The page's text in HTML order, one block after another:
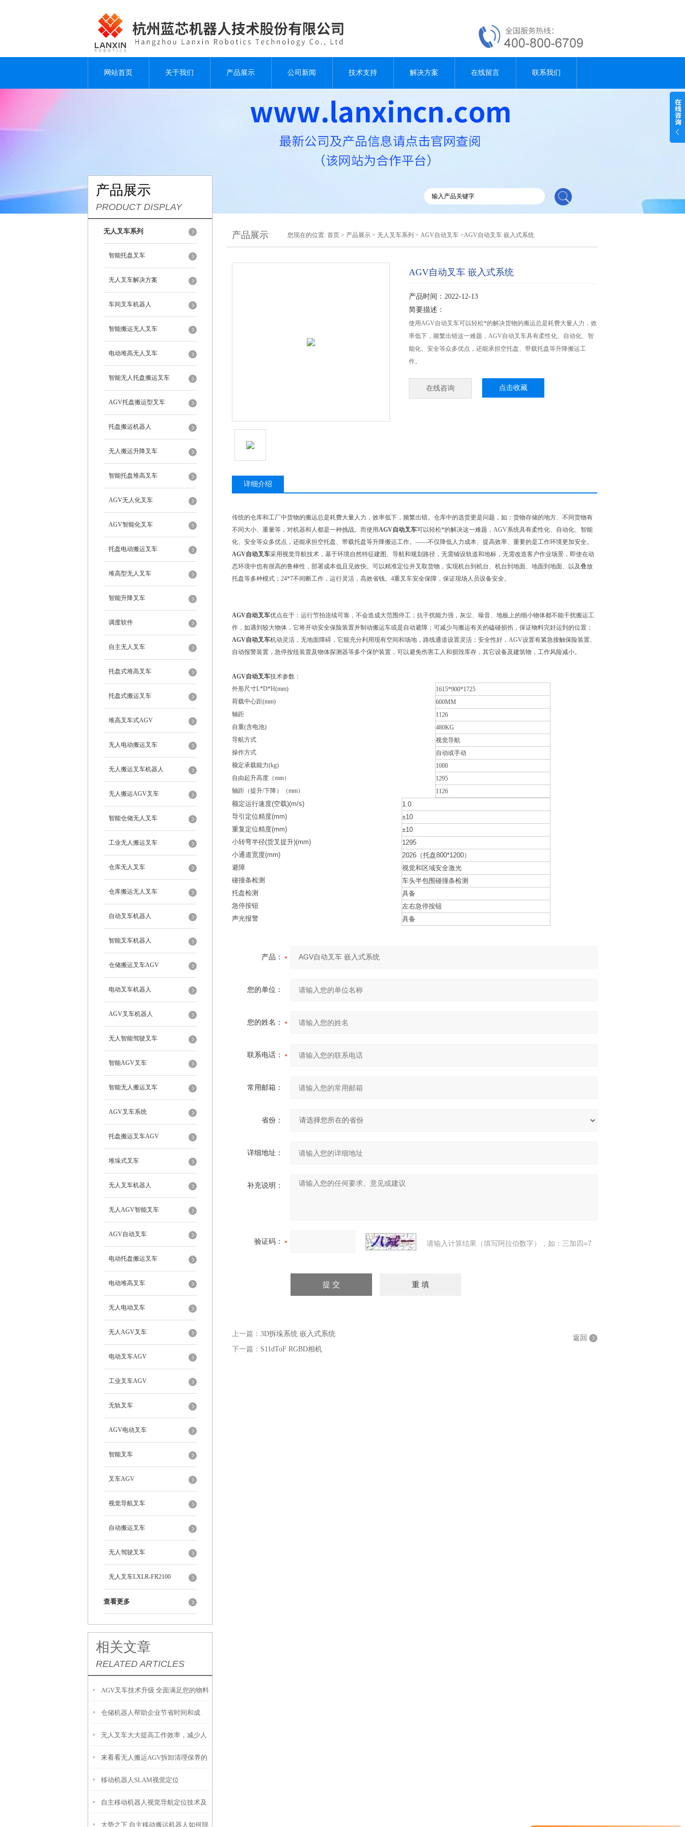
网站首页 关于我们 产品展示 公司新闻 技术支持 解决方案 在线留言 联系我们
产品展示
PRODUCT DISPLAY
无人叉车系列
智能托盘叉车
无人叉车解决方案
车间叉车机器人
智能搬运无人叉车
电动堆高无人叉车
智能无人托盘搬运叉车
AGV托盘搬运型叉车
托盘搬运机器人
无人搬运升降叉车
智能托盘堆高叉车
AGV无人化叉车
AGV智能化叉车
托盘电动搬运叉车
堆高型无人叉车
智能升降叉车
调度软件
自主无人叉车
托盘式堆高叉车
托盘式搬运叉车
堆高叉车式AGV
无人电动搬运叉车
无人搬运叉车机器人
无人搬运AGV叉车
智能仓储无人叉车
工业无人搬运叉车
仓库无人叉车
仓库搬运无人叉车
自动叉车机器人
智能叉车机器人
仓储搬运叉车AGV
电动叉车机器人
AGV叉车机器人
无人智能驾驶叉车
智能AGV叉车
智能无人搬运叉车
AGV叉车系统
托盘搬运叉车AGV
堆垛式叉车
无人叉车机器人
无人AGV智能叉车
AGV自动叉车
电动托盘搬运叉车
电动堆高叉车
无人电动叉车
无人AGV叉车
电动叉车AGV
工业叉车AGV
无轨叉车
AGV电动叉车
智能叉车
叉车AGV
视觉导航叉车
自动搬运叉车
无人驾驶叉车
无人叉车LXLR-FR2100
查看更多
相关文章
RELATED ARTICLES
AGV叉车技术升级 全面满足您的物料
搬运需求
仓储机器人帮助企业节省时间和成
本，并提高了运行效率
无人叉车大大提高工作效率，减少人
员投入
来看看无人搬运AGV拆卸清理保养的
正确步骤
移动机器人SLAM视觉定位
自主移动机器人视觉导航定位技术及
大势之下 自主移动搬运机器人如何脱
产品展示 您现在的位置: 首页 > 产品展示 > 无人叉车系列 > AGV自动叉车 >AGV自动叉车 嵌入式系统
AGV自动叉车 嵌入式系统
产品时间：2022-12-13
简要描述：
使用AGV自动叉车可以轻松*的解决货物的搬运总是耗费大量人力，效
率低下，频繁出错这一难题，AGV自动叉车具有柔性化、自动化、智
能化、安全等众多优点，还能承担空托盘、带载托盘等升降搬运工
作。
在线咨询 点击收藏
详细介绍
传统的仓库和工厂中货物的搬运总是耗费大量人力，效率低下，频繁出错。仓库中的选货更是问题，如：货物存储的地方、不同货物有
不同大小、重量等，对机器和人都是一种挑战。而使用AGV自动叉车可以轻松*的解决这一难题，AGV系统具有柔性化、自动化、智能
化、安全等众多优点，还能承担空托盘、带载托盘等升降搬运工作。——不仅降低人力成本、提高效率、重要的是工作环境更加安全。
AGV自动叉车采用视觉导航技术，基于环境自然特征建图、导航和规划路径，无需铺设轨道和地标，无需改造客户作业场景，即使在动
态环境中也有很高的鲁棒性，部署成本低且见效快。可以精准定位并叉取货物，实现机台到机台、机台到地面、地面到地面、以及叠放
托盘等多种模式；24*7不间断工作，运行灵活，高效省钱。4重叉车安全保障，保证现场人员设备安全。
AGV自动叉车优点在于：运行节拍连续可靠，不会造成大范围停工；抗干扰能力强，灰尘、噪音、地板上的细小物体都不能干扰搬运工
作，如遇到较大物体，它将开动安全保险装置并制动搬运车或是自动避障；可减少与搬运有关的磕碰损伤，保证物料完好运到的位置；
AGV自动叉车机动灵活，无地面障碍，它能充分利用现有空间和场地，路线通道设置灵活；安全性好，AGV设置有紧急接触保险装置、
自动报警装置，急停按纽装置及物体探测器等多个保护装置，可以避免伤害工人和损毁库存，其它设备及建筑物，工作风险减小。
AGV自动叉车技术参数：
外形尺寸L*D*H(mm)
1615*900*1725
荷载中心距(mm)
600MM
轴距
1126
自重(含电池)
480KG
导航方式
视觉导航
操作方式
自动或手动
额定承载能力(kg)
1000
自由起升高度（mm）
1295
轴距（提升/下降）（mm）
1126
额定运行速度(空载)(m/s)
1.0
导引定位精度(mm)
±10
重复定位精度(mm)
±10
小转弯半径(货叉提升)(mm)
1295
小通道宽度(mm)
2026（托盘800*1200）
避障
视觉和区域安全激光
碰撞条检测
车头半包围碰撞条检测
托盘检测
具备
急停按钮
左右急停按钮
声光报警
具备
产品：
您的单位：
您的姓名：
联系电话：
常用邮箱：
省份：
详细地址：
补充说明：
验证码： 请输入计算结果（填写阿拉伯数字），如：三加四=7
上一篇： 3D拆垛系统 嵌入式系统
下一篇： S11dToF RGBD相机
返回